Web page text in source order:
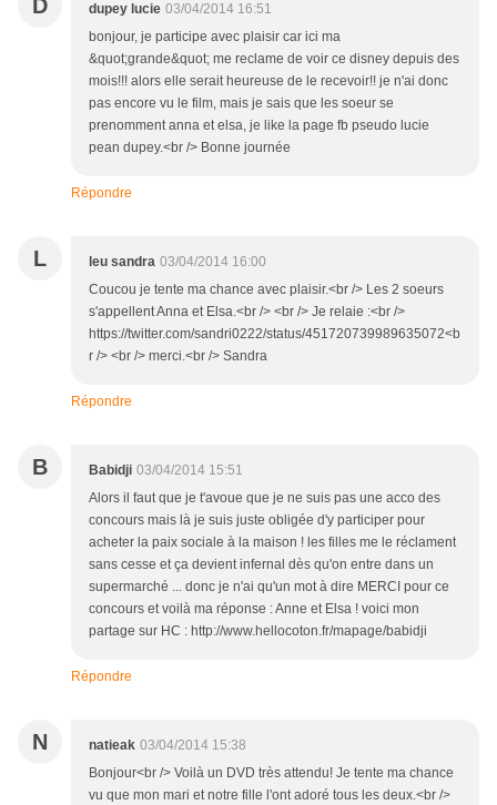
D dupey lucie 03/04/2014 16:51
bonjour, je participe avec plaisir car ici ma
&quot;grande&quot; me reclame de voir ce disney depuis des
mois!!! alors elle serait heureuse de le recevoir!! je n'ai donc
pas encore vu le film, mais je sais que les soeur se
prenomment anna et elsa, je like la page fb pseudo lucie
pean dupey.<br /> Bonne journée
Répondre
L leu sandra 03/04/2014 16:00
Coucou je tente ma chance avec plaisir.<br /> Les 2 soeurs
s'appellent Anna et Elsa.<br /> <br /> Je relaie :<br />
https://twitter.com/sandri0222/status/451720739989635072<b
r /> <br /> merci.<br /> Sandra
Répondre
B Babidji 03/04/2014 15:51
Alors il faut que je t'avoue que je ne suis pas une acco des
concours mais là je suis juste obligée d'y participer pour
acheter la paix sociale à la maison ! les filles me le réclament
sans cesse et ça devient infernal dès qu'on entre dans un
supermarché ... donc je n'ai qu'un mot à dire MERCI pour ce
concours et voilà ma réponse : Anne et Elsa ! voici mon
partage sur HC : http://www.hellocoton.fr/mapage/babidji
Répondre
N natieak 03/04/2014 15:38
Bonjour<br /> Voilà un DVD très attendu! Je tente ma chance
vu que mon mari et notre fille l'ont adoré tous les deux.<br />